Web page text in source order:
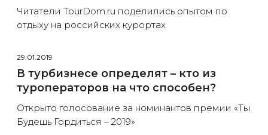
Читатели TourDom.ru поделились опытом по
отдыху на российских курортах
29.01.2019
В турбизнесе определят – кто из
туроператоров на что способен?
Открыто голосование за номинантов премии «Ты
Будешь Гордиться – 2019»